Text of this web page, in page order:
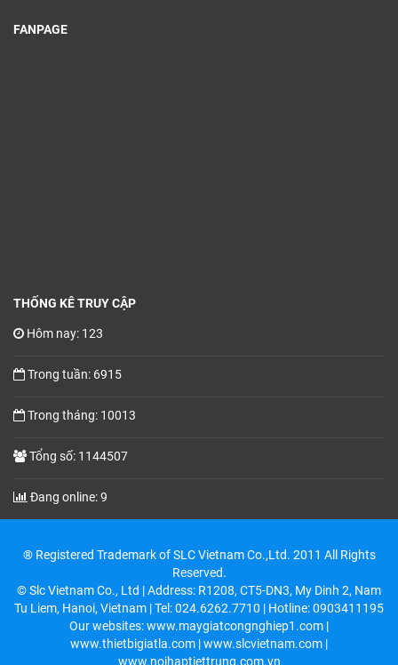
FANPAGE
THỐNG KÊ TRUY CẬP
Hôm nay: 123
Trong tuần: 6915
Trong tháng: 10013
Tổng số: 1144507
Đang online: 9
® Registered Trademark of SLC Vietnam Co.,Ltd. 2011 All Rights
Reserved.
© Slc Vietnam Co., Ltd | Address: R1208, CT5-DN3, My Dinh 2, Nam
Tu Liem, Hanoi, Vietnam | Tel: 024.6262.7710 | Hotline: 0903411195
Our websites: www.maygiatcongnghiep1.com |
www.thietbigiatla.com | www.slcvietnam.com |
www.noihaptiettrung.com.vn